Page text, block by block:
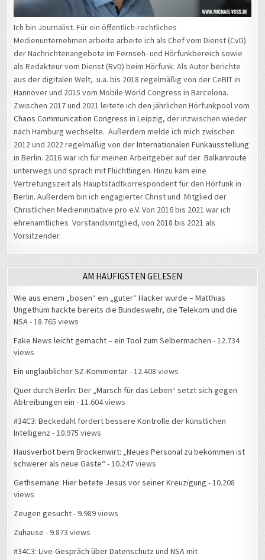
Ich bin Journalist. Für ein öffentlich-rechtliches
Medienunternehmen arbeite arbeite ich als Chef vom Dienst (CvD)
der Nachrichtenangebote im Fernseh- und Hörfunkbereich sowie
als Redakteur vom Dienst (RvD) beim Hörfunk. Als Autor berichte
aus der digitalen Welt, u.a. bis 2018 regelmäßig von der CeBIT in
Hannover und 2015 vom Mobile World Congress in Barcelona.
Zwischen 2017 und 2021 leitete ich den jährlichen Hörfunkpool vom
Chaos Communication Congress in Leipzig, der inzwischen wieder
nach Hamburg wechselte. Außerdem melde ich mich zwischen
2012 und 2022 regelmäßig von derInternationalen Funkausstellung
in Berlin. 2016 war ich für meinen Arbeitgeber auf derBalkanroute
unterwegs und sprach mit Flüchtlingen. Hinzu kam eine
Vertretungszeit als Hauptstadtkorrespondent für den Hörfunk in
Berlin. Außerdem bin ich engagierter Christ und Mitglied der
Christlichen Medieninitiative pro e.V. Von 2016 bis 2021 war ich
ehrenamtliches Vorstandsmitglied, von 2018 bis 2021 als
Vorsitzender.
AM HÄUFIGSTEN GELESEN
Wie aus einem „bösen“ ein „guter“ Hacker wurde – Matthias
Ungethüm hackte bereits die Bundeswehr, die Telekom und die
NSA- 18.765 views
Fake News leicht gemacht – ein Tool zum Selbermachen - 12.734
views
Ein unglaublicher SZ-Kommentar- 12.408 views
Quer durch Berlin: Der „Marsch für das Leben“ setzt sich gegen
Abtreibungen ein - 11.604 views
#34C3: Beckedahl fordert bessere Kontrolle der künstlichen
Intelligenz - 10.975 views
Hausverbot beim Brockenwirt: „Neues Personal zu bekommen ist
schwerer als neue Gäste“ - 10.247 views
Gethsemane: Hier betete Jesus vor seiner Kreuzigung - 10.208
views
Zeugen gesucht- 9.989 views
Zuhause - 9.873 views
#34C3: Live-Gespräch über Datenschutz und NSA mit